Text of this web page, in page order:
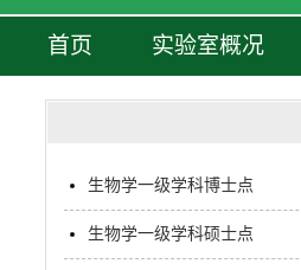
首页 实验室概况
生物学一级学科博士点
生物学一级学科硕士点